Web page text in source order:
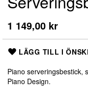
1 149,00 kr
LÄGG TILL I
Piano serveringsbestick,
Piano Design.
av